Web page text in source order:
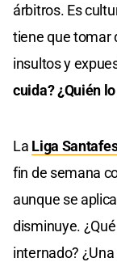
árbitros. Es
tiene que tomar
insultos y
cuida? ¿Quién
La Liga
fin de semana
aunque se
disminuye.
internado?